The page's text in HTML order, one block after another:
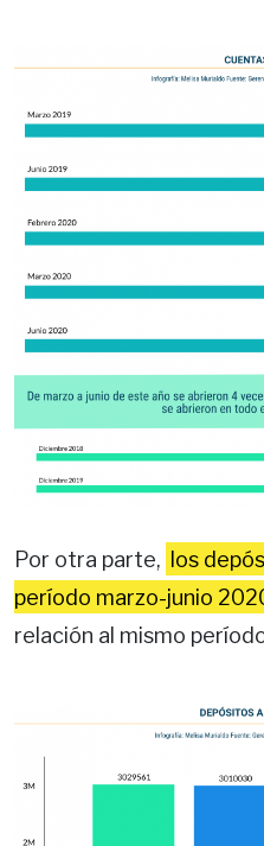
Por otra parte, los
período marzo-junio
relación al mismo